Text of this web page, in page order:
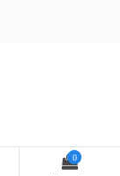
0